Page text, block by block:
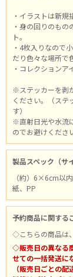
・イラストは新規
・身の回りのも
ト。
・4枚入りなので
だり色々な場所で
・コレクションア
※ステッカーを剥
ください。（ステ
す）
※直射日光や水流
のでお避けくださ
製品スペック（サ
（約）6×6cm以
紙、PP
予約商品に関する
◇こちらの商品は
◇販売日の異なる
せての一括発送に
（販売日ごとの